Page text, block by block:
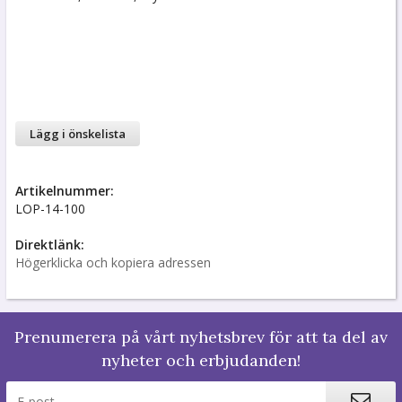
Lägg i önskelista
Artikelnummer:
LOP-14-100
Direktlänk:
Högerklicka och kopiera adressen
Prenumerera på vårt nyhetsbrev för att ta del av
nyheter och erbjudanden!